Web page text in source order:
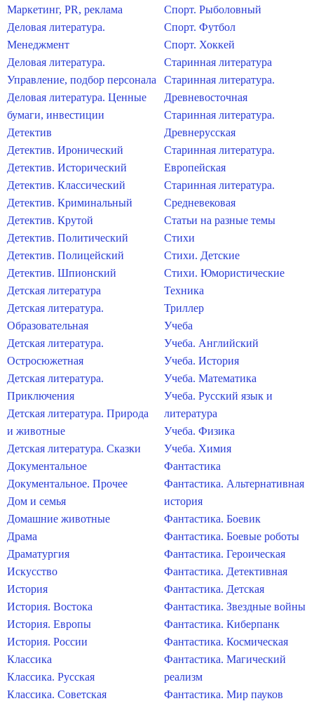
Маркетинг, PR, реклама
Деловая литература.
Менеджмент
Деловая литература.
Управление, подбор персонала
Деловая литература. Ценные
бумаги, инвестиции
Детектив
Детектив. Иронический
Детектив. Исторический
Детектив. Классический
Детектив. Криминальный
Детектив. Крутой
Детектив. Политический
Детектив. Полицейский
Детектив. Шпионский
Детская литература
Детская литература.
Образовательная
Детская литература.
Остросюжетная
Детская литература.
Приключения
Детская литература. Природа
и животные
Детская литература. Сказки
Документальное
Документальное. Прочее
Дом и семья
Домашние животные
Драма
Драматургия
Искусство
История
История. Востока
История. Европы
История. России
Классика
Классика. Русская
Классика. Советская
Спорт. Рыболовный
Спорт. Футбол
Спорт. Хоккей
Старинная литература
Старинная литература.
Древневосточная
Старинная литература.
Древнерусская
Старинная литература.
Европейская
Старинная литература.
Средневековая
Статьи на разные темы
Стихи
Стихи. Детские
Стихи. Юмористические
Техника
Триллер
Учеба
Учеба. Английский
Учеба. История
Учеба. Математика
Учеба. Русский язык и
литература
Учеба. Физика
Учеба. Химия
Фантастика
Фантастика. Альтернативная
история
Фантастика. Боевик
Фантастика. Боевые роботы
Фантастика. Героическая
Фантастика. Детективная
Фантастика. Детская
Фантастика. Звездные войны
Фантастика. Киберпанк
Фантастика. Космическая
Фантастика. Магический
реализм
Фантастика. Мир пауков